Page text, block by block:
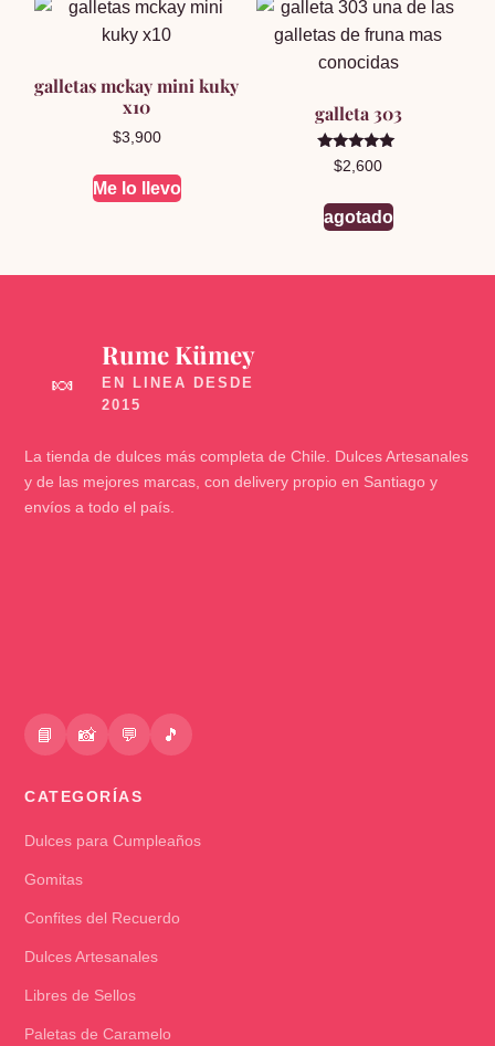
galletas mckay mini kuky
x10
$3,900
Me lo llevo
galleta 303
Valorado en
5.00
$2,600
agotado
🍬
Rume Kümey
La tienda de dulces más completa de Chile. Dulces Artesanales
y de las mejores marcas, con delivery propio en Santiago y
envíos a todo el país.
📘 📸 💬 🎵
CATEGORÍAS
Dulces para Cumpleaños
Gomitas
Confites del Recuerdo
Dulces Artesanales
Libres de Sellos
Paletas de Caramelo